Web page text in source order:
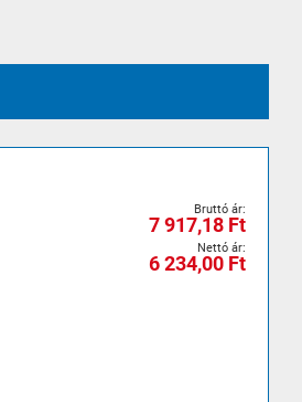
7 917,18 Ft
6 234,00 Ft